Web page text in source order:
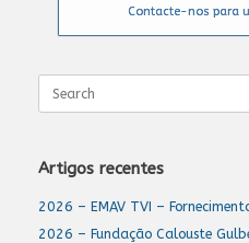
Contacte-nos para
Search
for:
Artigos recentes
2026 – EMAV TVI –
2026 – Fundação Calouste